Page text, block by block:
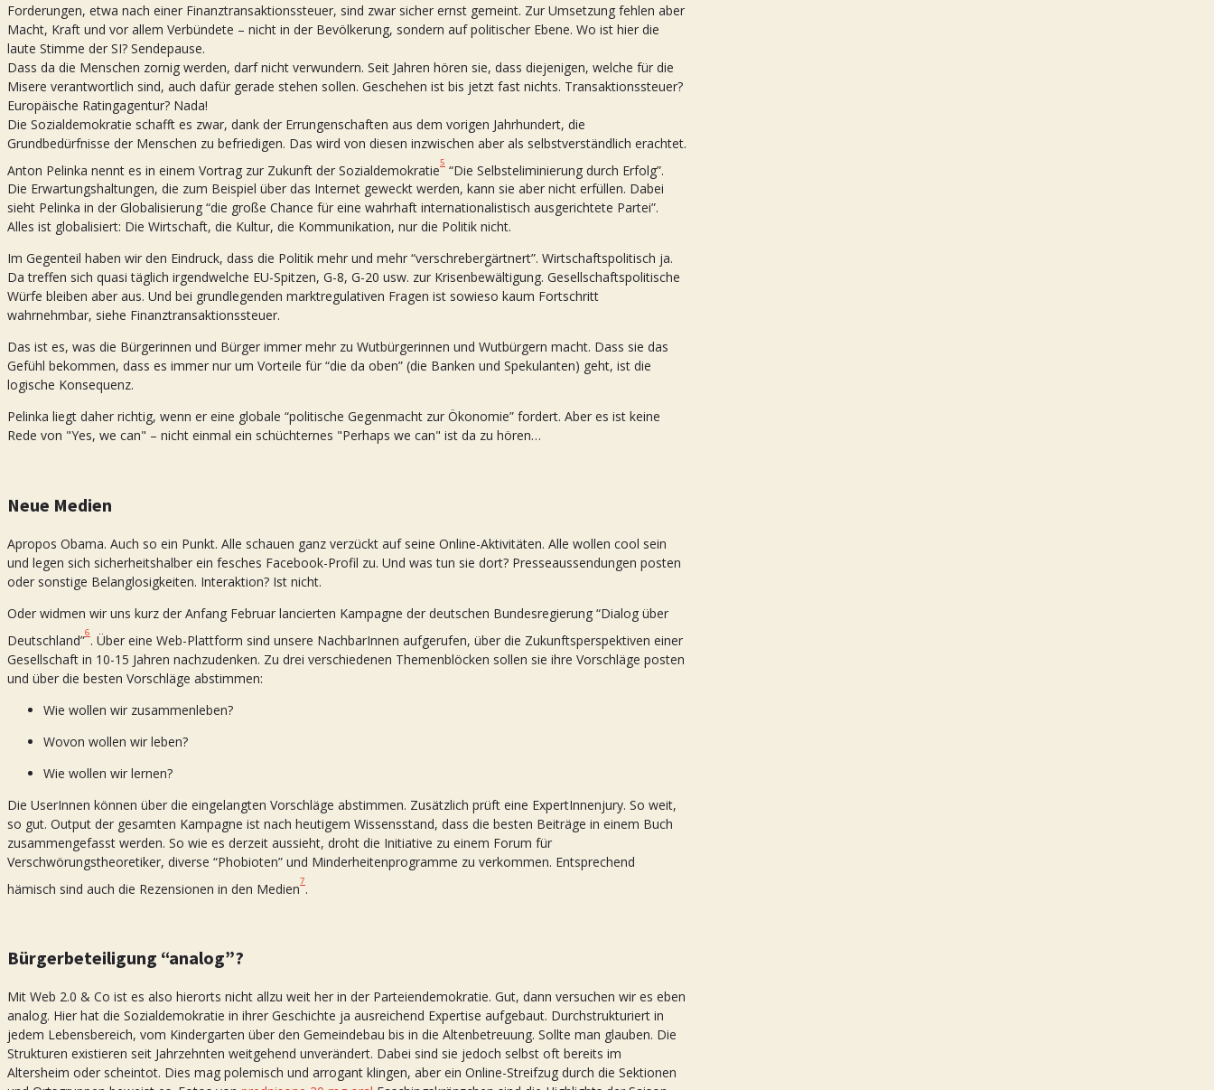
Forderungen, etwa nach einer Finanztransaktionssteuer, sind zwar sicher ernst gemeint. Zur Umsetzung fehlen aber
Macht, Kraft und vor allem Verbündete – nicht in der Bevölkerung, sondern auf politischer Ebene. Wo ist hier die
laute Stimme der SI? Sendepause.
Dass da die Menschen zornig werden, darf nicht verwundern. Seit Jahren hören sie, dass diejenigen, welche für die
Misere verantwortlich sind, auch dafür gerade stehen sollen. Geschehen ist bis jetzt fast nichts. Transaktionssteuer?
Europäische Ratingagentur? Nada!
Die Sozialdemokratie schafft es zwar, dank der Errungenschaften aus dem vorigen Jahrhundert, die
Grundbedürfnisse der Menschen zu befriedigen. Das wird von diesen inzwischen aber als selbstverständlich erachtet.
Anton Pelinka nennt es in einem Vortrag zur Zukunft der Sozialdemokratie5 “Die Selbsteliminierung durch Erfolg”.
Die Erwartungshaltungen, die zum Beispiel über das Internet geweckt werden, kann sie aber nicht erfüllen. Dabei
sieht Pelinka in der Globalisierung “die große Chance für eine wahrhaft internationalistisch ausgerichtete Partei”.
Alles ist globalisiert: Die Wirtschaft, die Kultur, die Kommunikation, nur die Politik nicht.
Im Gegenteil haben wir den Eindruck, dass die Politik mehr und mehr “verschrebergärtnert”. Wirtschaftspolitisch ja.
Da treffen sich quasi täglich irgendwelche EU-Spitzen, G-8, G-20 usw. zur Krisenbewältigung. Gesellschaftspolitische
Würfe bleiben aber aus. Und bei grundlegenden marktregulativen Fragen ist sowieso kaum Fortschritt
wahrnehmbar, siehe Finanztransaktionssteuer.
Das ist es, was die Bürgerinnen und Bürger immer mehr zu Wutbürgerinnen und Wutbürgern macht. Dass sie das
Gefühl bekommen, dass es immer nur um Vorteile für “die da oben” (die Banken und Spekulanten) geht, ist die
logische Konsequenz.
Pelinka liegt daher richtig, wenn er eine globale “politische Gegenmacht zur Ökonomie” fordert. Aber es ist keine
Rede von "Yes, we can" – nicht einmal ein schüchternes "Perhaps we can" ist da zu hören…
Neue Medien
Apropos Obama. Auch so ein Punkt. Alle schauen ganz verzückt auf seine Online-Aktivitäten. Alle wollen cool sein
und legen sich sicherheitshalber ein fesches Facebook-Profil zu. Und was tun sie dort? Presseaussendungen posten
oder sonstige Belanglosigkeiten. Interaktion? Ist nicht.
Oder widmen wir uns kurz der Anfang Februar lancierten Kampagne der deutschen Bundesregierung “Dialog über
Deutschland”6. Über eine Web-Plattform sind unsere NachbarInnen aufgerufen, über die Zukunftsperspektiven einer
Gesellschaft in 10-15 Jahren nachzudenken. Zu drei verschiedenen Themenblöcken sollen sie ihre Vorschläge posten
und über die besten Vorschläge abstimmen:
Wie wollen wir zusammenleben?
Wovon wollen wir leben?
Wie wollen wir lernen?
Die UserInnen können über die eingelangten Vorschläge abstimmen. Zusätzlich prüft eine ExpertInnenjury. So weit,
so gut. Output der gesamten Kampagne ist nach heutigem Wissensstand, dass die besten Beiträge in einem Buch
zusammengefasst werden. So wie es derzeit aussieht, droht die Initiative zu einem Forum für
Verschwörungstheoretiker, diverse “Phobioten” und Minderheitenprogramme zu verkommen. Entsprechend
hämisch sind auch die Rezensionen in den Medien7.
Bürgerbeteiligung “analog”?
Mit Web 2.0 & Co ist es also hierorts nicht allzu weit her in der Parteiendemokratie. Gut, dann versuchen wir es eben
analog. Hier hat die Sozialdemokratie in ihrer Geschichte ja ausreichend Expertise aufgebaut. Durchstrukturiert in
jedem Lebensbereich, vom Kindergarten über den Gemeindebau bis in die Altenbetreuung. Sollte man glauben. Die
Strukturen existieren seit Jahrzehnten weitgehend unverändert. Dabei sind sie jedoch selbst oft bereits im
Altersheim oder scheintot. Dies mag polemisch und arrogant klingen, aber ein Online-Streifzug durch die Sektionen